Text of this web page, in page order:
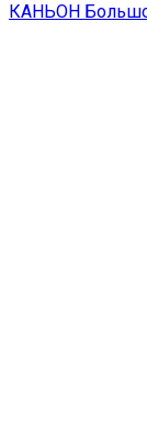
КАНЬОН